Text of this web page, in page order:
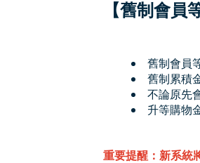
【舊制會員
舊制會員
舊制累積
不論原先
升等購物
重要提醒：新系統